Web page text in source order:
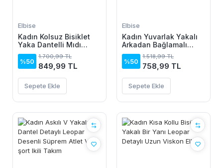
Elbise
Kadın Kolsuz Bisiklet
Yaka Dantelli Mıdı
Janjan Krep Elbise
%50
1.700,99 TL
849,99 TL
Sepete Ekle
Elbise
Kadın Yuvarlak Yakalı
Arkadan Bağlamalı
Düğme Detaylı
Asimetrik Kesim Detaylı
Kısa Viskon Elbise
%50
1.518,99 TL
758,99 TL
Sepete Ekle